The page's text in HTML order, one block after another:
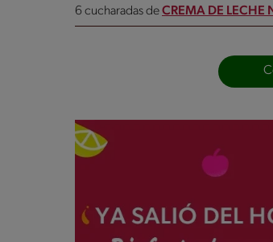
6 cucharadas deCREMA DE LECHE